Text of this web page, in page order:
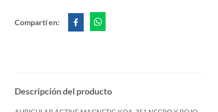
Compartí en:
Descripción del producto